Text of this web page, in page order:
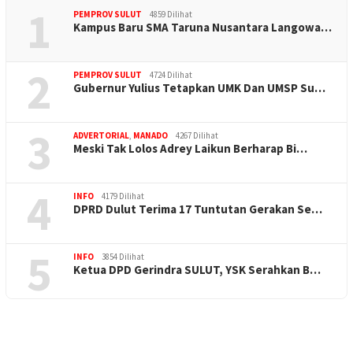
1 PEMPROV SULUT 4859 Dilihat
Kampus Baru SMA Taruna Nusantara Langowa…
2 PEMPROV SULUT 4724 Dilihat
Gubernur Yulius Tetapkan UMK Dan UMSP Su…
3 ADVERTORIAL, MANADO 4267 Dilihat
Meski Tak Lolos Adrey Laikun Berharap Bi…
4 INFO 4179 Dilihat
DPRD Dulut Terima 17 Tuntutan Gerakan Se…
5 INFO 3854 Dilihat
Ketua DPD Gerindra SULUT, YSK Serahkan B…